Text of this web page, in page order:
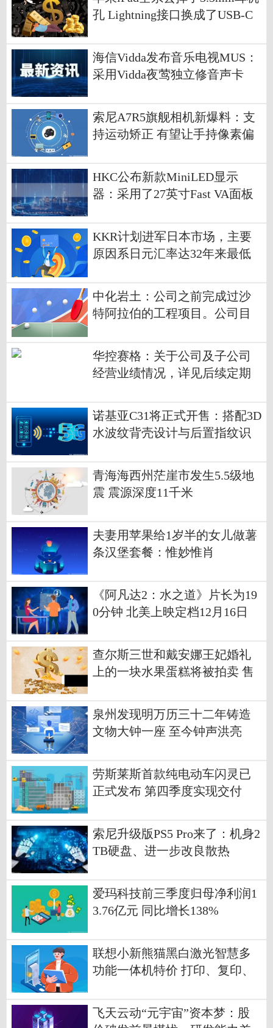
孔 Lightning接口换成了USB-C
海信Vidda发布音乐电视MUS：
采用Vidda夜莺独立修音声卡
索尼A7R5旗舰相机新爆料：支
持运动矫正 有望让手持像素偏
HKC公布新款MiniLED显示
器：采用了27英寸Fast VA面板
KKR计划进军日本市场，主要
原因系日元汇率达32年来最低
中化岩土：公司之前完成过沙
特阿拉伯的工程项目。公司目
观察
华控赛格：关于公司及子公司
经营业绩情况，详见后续定期
热闻
诺基亚C31将正式开售：搭配3D
水波纹背壳设计与后置指纹识
青海海西州茫崖市发生5.5级地
震 震源深度11千米
夫妻用苹果给1岁半的女儿做薯
条汉堡套餐：惟妙惟肖
《阿凡达2：水之道》片长为19
0分钟 北美上映定档12月16日
查尔斯三世和戴安娜王妃婚礼
上的一块水果蛋糕将被拍卖 售
泉州发现明万历三十二年铸造
文物大钟一座 至今钟声洪亮
劳斯莱斯首款纯电动车闪灵已
正式发布 第四季度实现交付
索尼升级版PS5 Pro来了：机身2
TB硬盘、进一步改良散热
爱玛科技前三季度归母净利润1
3.76亿元 同比增长138%
联想小新熊猫黑白激光智慧多
功能一体机特价 打印、复印、
飞天云动“元宇宙”资本梦：股